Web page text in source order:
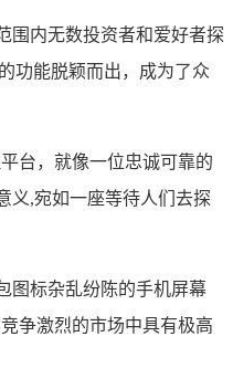
围内无数投资者和爱好者探
功能脱颖而出，成为了众
台，就像一位忠诚可靠的
义,宛如一座等待人们去探
图标杂乱纷陈的手机屏幕
争激烈的市场中具有极高